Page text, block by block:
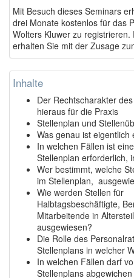
Mit Besuch dieses Seminars
drei Monate kostenlos für das
Wolters Kluwer zu
erhalten Sie mit der Zusage
Inhalte
Der Rechtscharakter
hieraus für die Praxis
Stellenplan und
Was genau ist eigentlich
In welchen Fällen ist
Stellenplan erforderlich,
Wer bestimmt, welche
im Stellenplan,
Wie werden Stellen für
Halbtagsbeschäftigte,
Mitarbeitende in
ausgewiesen?
Die Rolle des
Stellenplans in welcher
In welchen Fällen darf
Stellenplans